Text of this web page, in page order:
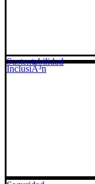
InclusiÃ³n
Sustentabilidad